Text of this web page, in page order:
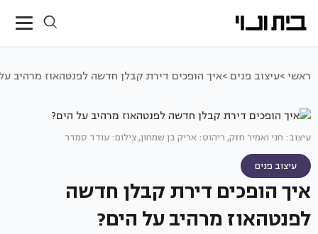
ראשי >עיצוב פנים >איך הופכים דירת קבלן חדשה לפנטהאוז מרהיב
עיצוב: חני ואמיר חזק, ריהוט: אריק בן שמחון, צילום: עודד סמדר
עיצוב פנים
איך הופכים דירת קבלן חדשה
לפנטהאוז מרהיב על הים?